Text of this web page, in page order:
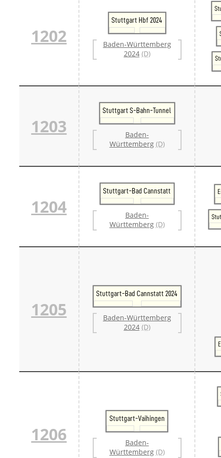
Weitere
1202
Stuttgart Hbf 2024
Baden-Württemberg
2024 (D)
1203
Stuttgart S-Bahn-Tunnel
Baden-
Württemberg (D)
1204
Stuttgart-Bad Cannstatt
Baden-
Württemberg (D)
1205
Stuttgart-Bad Cannstatt 2024
Baden-Württemberg
2024 (D)
1206
Stuttgart-Vaihingen
Baden-
Württemberg (D)